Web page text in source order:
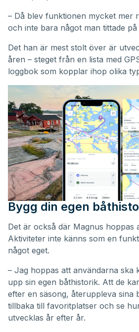
– Då blev funktionen mycket mer
och inte bara något man tittade på
Det han är mest stolt över är
åren – steget från en lista med
loggbok som kopplar ihop olika
Bygg din egen
Det är också där Magnus hoppas
Aktiviteter inte känns som en
något eget.
– Jag hoppas att användarna ska
upp sin egen båthistorik. Att de
efter en säsong, återuppleva sina
tillbaka till favoritplatser och se
utvecklas år efter år.